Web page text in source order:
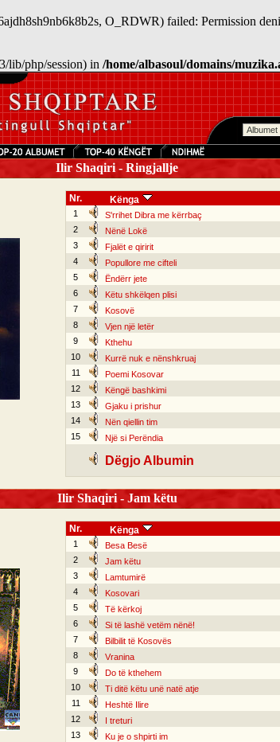
O_RDWR) failed: Permission
lib/php/session) in /home/albasoul/domains/
Ilir Shaqiri - Ringjallje
Nr. Kënga
1 S'rrihet Dibra me kërrbaç
2
Nënë Lokë
3
Fjalët e qiririt
4
Popullore me cifteli
5
Ëndërr jete
6
Këtu shkëlqen plisi
7
Kosovë
8
Vjen një letër
9
Kthehu
10
Kurrë nuk e nënshkruaj
11
Poemi Kosovar
12
Këngë bashkimi
13
Gjaku i prishur
14
Nën qiellin tim
15
Një si Perëndia
Dëgjo Albumin
Ilir Shaqiri - Jam këtu
Nr. Kënga
1 Besa Besë
2
Jam këtu
3
Lamtumirë
4
Kosovari
5
Të kërkoj
6
Si të lashë vetëm nënë!
7
Bilbilit të Kosovës
8
Vranina
9
Do të kthehem
10
Ti ditë këtu unë natë atje
11
Heshtë Ilire
12
I treturi
13
Ku je o shpirti im